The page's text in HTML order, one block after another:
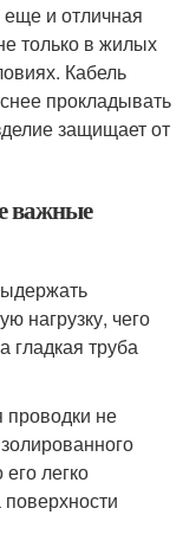
и отличная
только в жилых
Кабель
прокладывать
защищает от
важные
нагрузку, чего
гладкая труба
не
легко